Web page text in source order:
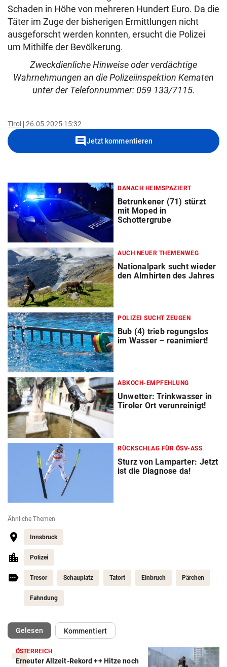
Schaden in Höhe von mehreren Hundert Euro. Da die
Täter im Zuge der bisherigen Ermittlungen nicht
ausgeforscht werden konnten, ersucht die Polizei
um Mithilfe der Bevölkerung.
Zweckdienliche Hinweise oder verdächtige
Wahrnehmungen an die Polizeiinspektion Kematen
unter der Telefonnummer: 059 133/7115.
Tirol 26.05.2025 15:32
commentJetzt kommentieren
DANACH HEIMSPAZIERT
Betrunkener (71) stürzt
mit Moped in
Schottergrube
AUCH NEUER THEMENWEG
Nationalpark sucht wieder
den Almhirten des Jahres
POLIZEI SUCHT ZEUGEN
Bub (4) trieb regungslos
im Wasser – reanimiert!
ABKOCH-EMPFEHLUNG
Unwetter: Trinkwasser in
Tiroler Ort verunreinigt!
RÜCKSCHLAG FÜR ÖSV-ASS
Sturz von Lamparter: Jetzt
ist die Diagnose da!
Ähnliche Themen
Innsbruck
Polizei
Tresor Schauplatz Tatort Einbruch Pärchen
Fahndung
Gelesen(ausgewählt)Kommentiert
ÖSTERREICH
Erneuter Allzeit-Rekord ++ Hitze noch